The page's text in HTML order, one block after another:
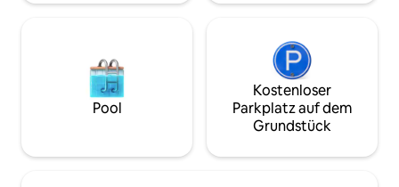
Pool
Kostenloser
Parkplatz auf dem
Grundstück